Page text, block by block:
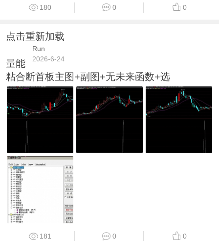
180 0 0
点击重新加载
Run
2026-6-24
量能
粘合断首板主图+副图+无未来函数+选
181 0 0